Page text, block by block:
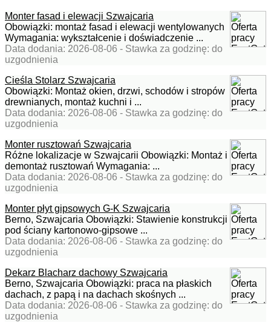
Monter fasad i elewacji Szwajcaria
Obowiązki: montaż fasad i elewacji wentylowanych
Wymagania: wykształcenie i doświadczenie ...
Data dodania: 2026-08-06 - Stawka za godzinę: do
uzgodnienia
Cieśla Stolarz Szwajcaria
Obowiązki: Montaż okien, drzwi, schodów i stropów
drewnianych, montaż kuchni i ...
Data dodania: 2026-08-06 - Stawka za godzinę: do
uzgodnienia
Monter rusztowań Szwajcaria
Różne lokalizacje w Szwajcarii Obowiązki: Montaż i
demontaż rusztowań Wymagania: ...
Data dodania: 2026-08-06 - Stawka za godzinę: do
uzgodnienia
Monter płyt gipsowych G-K Szwajcaria
Berno, Szwajcaria Obowiązki: Stawienie konstrukcji
pod ściany kartonowo-gipsowe ...
Data dodania: 2026-08-06 - Stawka za godzinę: do
uzgodnienia
Dekarz Blacharz dachowy Szwajcaria
Berno, Szwajcaria Obowiązki: praca na płaskich
dachach, z papą i na dachach skośnych ...
Data dodania: 2026-08-06 - Stawka za godzinę: do
uzgodnienia